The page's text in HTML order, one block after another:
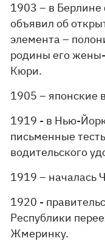
1903 – в
объявил об
элемента –
родины его
Кюри.
1905 – японские
1919 - в Нью-
письменные
водительского
1919 – началась
1920 -
Республики
Жмеринку.